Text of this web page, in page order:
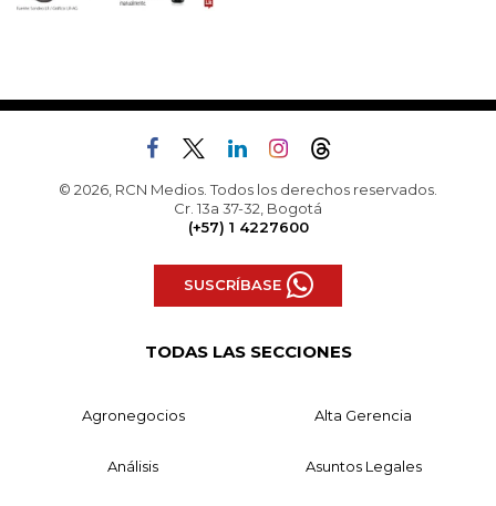
© 2026, RCN Medios. Todos los derechos reservados.
Cr. 13a 37-32, Bogotá
(+57) 1 4227600
SUSCRÍBASE
TODAS LAS SECCIONES
Agronegocios Alta Gerencia
Análisis Asuntos Legales